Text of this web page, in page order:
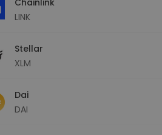
LINK
Stellar
XLM
Dai
DAI